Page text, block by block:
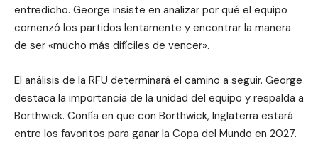
entredicho. George insiste en analizar por qué el equipo
comenzó los partidos lentamente y encontrar la manera
de ser «mucho más difíciles de vencer».
El análisis de la RFU determinará el camino a seguir. George
destaca la importancia de la unidad del equipo y respalda a
Borthwick. Confía en que con Borthwick, Inglaterra estará
entre los favoritos para ganar la Copa del Mundo en 2027.